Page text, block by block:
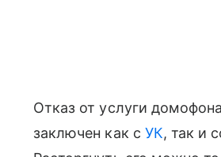
Отказ от услуги
заключен как с УК, так и